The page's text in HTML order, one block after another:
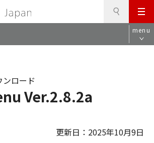
メ
ニ
ュ
menu
Ver.2.8.2a
ロード
更新日：2025年10月9日